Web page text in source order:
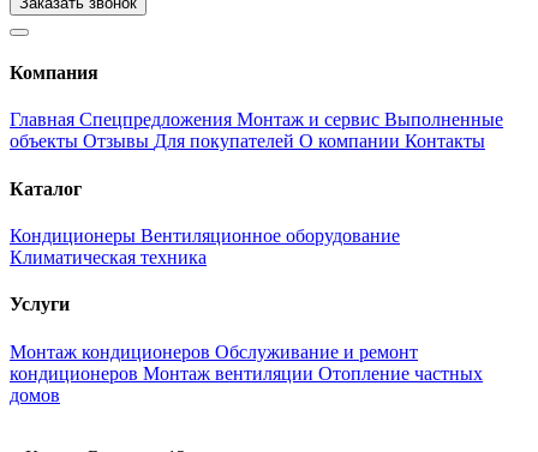
Компания
Главная Спецпредложения Монтаж и сервис Выполненные
объекты Отзывы Для покупателей О компании Контакты
Каталог
Кондиционеры Вентиляционное оборудование
Климатическая техника
Услуги
Монтаж кондиционеров Обслуживание и ремонт
кондиционеров Монтаж вентиляции Отопление частных
домов